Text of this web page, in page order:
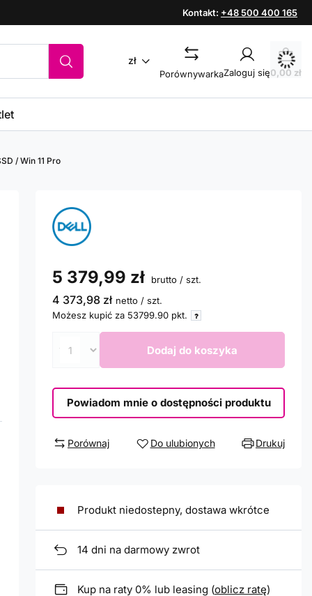
Kontakt: +48 500 400 165
zł
PorównywarkaZaloguj się0,00 zł
/ Win 11 Pro
5 379,99 zł brutto / szt.
4 373,98 zł netto / szt.
Możesz kupić za 53799.90 pkt.
Dodaj do koszyka
Powiadom mnie o dostępności produktu
Porównaj Do ulubionych Drukuj
Produkt niedostepny, dostawa wkrótce
14 dni na darmowy zwrot
Kup na raty 0% lub leasing (oblicz ratę)